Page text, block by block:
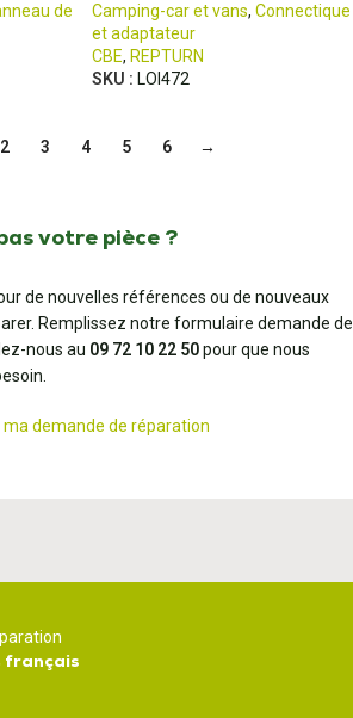
de
Camping-car et vans, Connectique
et adaptateur
CBE, REPTURN
SKU : LOI472
2 3 4 5 6 →
votre pièce ?
de nouvelles références ou de nouveaux
Remplissez notre formulaire demande de
nous au 09 72 10 22 50pour que nous
ma demande de réparation
français